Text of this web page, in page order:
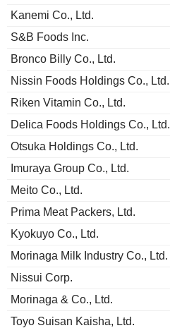
Kanemi Co., Ltd.
S&B Foods Inc.
Bronco Billy Co., Ltd.
Nissin Foods Holdings Co., Ltd.
Riken Vitamin Co., Ltd.
Delica Foods Holdings Co., Ltd.
Otsuka Holdings Co., Ltd.
Imuraya Group Co., Ltd.
Meito Co., Ltd.
Prima Meat Packers, Ltd.
Kyokuyo Co., Ltd.
Morinaga Milk Industry Co., Ltd.
Nissui Corp.
Morinaga & Co., Ltd.
Toyo Suisan Kaisha, Ltd.